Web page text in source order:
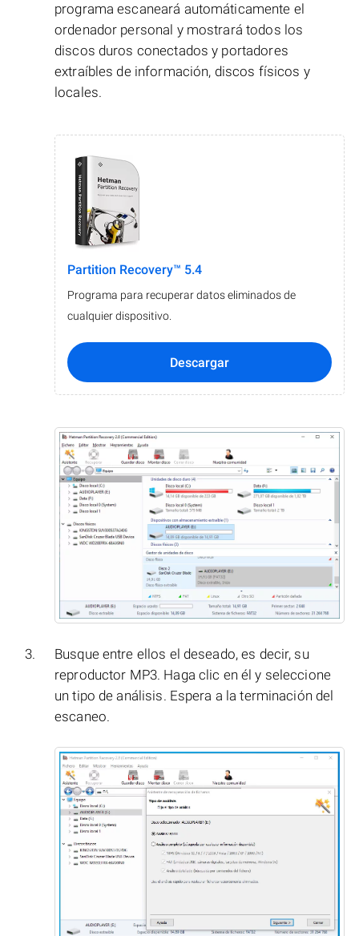
programa escaneará automáticamente el
ordenador personal y mostrará todos los
discos duros conectados y portadores
extraíbles de información, discos físicos y
locales.
Partition Recovery™ 5.4
Programa para recuperar datos eliminados de
cualquier dispositivo.
Descargar
Busque entre ellos el deseado, es decir, su
reproductor MP3. Haga clic en él y seleccione
un tipo de análisis. Espera a la terminación del
escaneo.